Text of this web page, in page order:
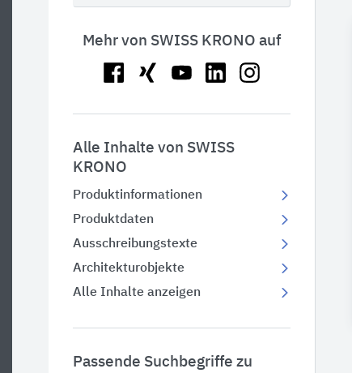
Mehr von SWISS KRONO auf
Alle Inhalte von SWISS
KRONO
Produktinformationen
Produktdaten
Ausschreibungstexte
Architekturobjekte
Alle Inhalte anzeigen
Passende Suchbegriffe zu